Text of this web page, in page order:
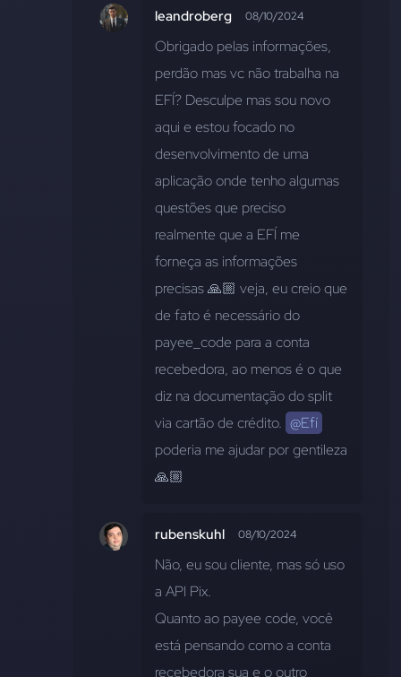
leandroberg 08/10/2024
Obrigado pelas informações,
perdão mas vc não trabalha na
EFÍ? Desculpe mas sou novo
aqui e estou focado no
desenvolvimento de uma
aplicação onde tenho algumas
questões que preciso
realmente que a EFÍ me
forneça as informações
precisas 🙏🏼 veja, eu creio que
de fato é necessário do
payee_code para a conta
recebedora, ao menos é o que
diz na documentação do split
via cartão de crédito. @Efí
poderia me ajudar por gentileza
🙏🏼
rubenskuhl 08/10/2024
Não, eu sou cliente, mas só uso
a API Pix.
Quanto ao payee code, você
está pensando como a conta
recebedora sua e o outro